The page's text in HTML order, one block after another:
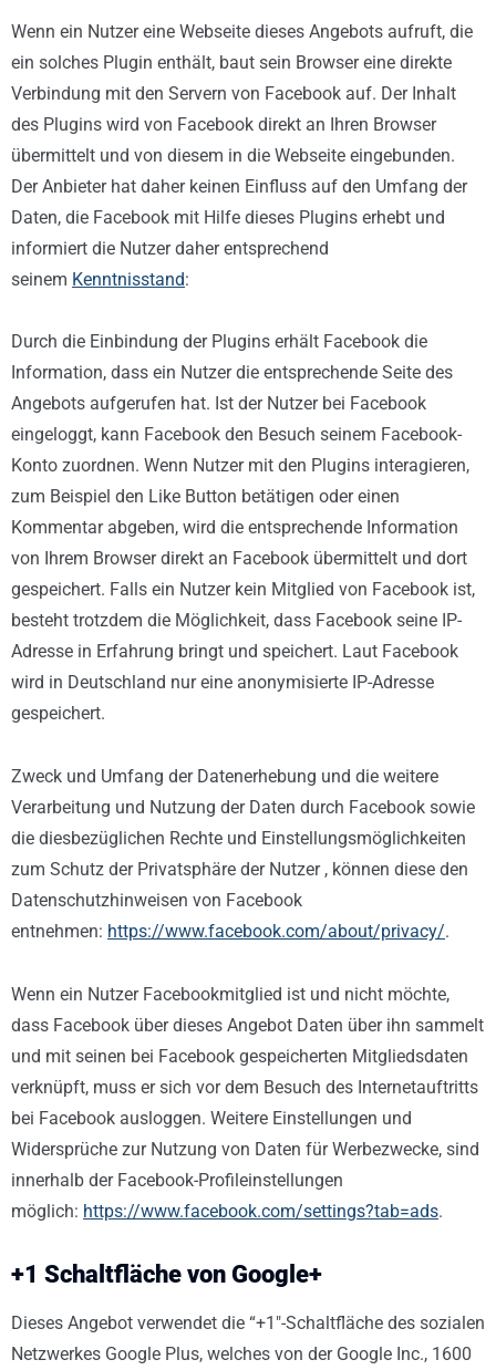
Wenn ein Nutzer eine Webseite dieses Angebots aufruft, die
ein solches Plugin enthält, baut sein Browser eine direkte
Verbindung mit den Servern von Facebook auf. Der Inhalt
des Plugins wird von Facebook direkt an Ihren Browser
übermittelt und von diesem in die Webseite eingebunden.
Der Anbieter hat daher keinen Einfluss auf den Umfang der
Daten, die Facebook mit Hilfe dieses Plugins erhebt und
informiert die Nutzer daher entsprechend
seinem Kenntnisstand:
Durch die Einbindung der Plugins erhält Facebook die
Information, dass ein Nutzer die entsprechende Seite des
Angebots aufgerufen hat. Ist der Nutzer bei Facebook
eingeloggt, kann Facebook den Besuch seinem Facebook-
Konto zuordnen. Wenn Nutzer mit den Plugins interagieren,
zum Beispiel den Like Button betätigen oder einen
Kommentar abgeben, wird die entsprechende Information
von Ihrem Browser direkt an Facebook übermittelt und dort
gespeichert. Falls ein Nutzer kein Mitglied von Facebook ist,
besteht trotzdem die Möglichkeit, dass Facebook seine IP-
Adresse in Erfahrung bringt und speichert. Laut Facebook
wird in Deutschland nur eine anonymisierte IP-Adresse
gespeichert.
Zweck und Umfang der Datenerhebung und die weitere
Verarbeitung und Nutzung der Daten durch Facebook sowie
die diesbezüglichen Rechte und Einstellungsmöglichkeiten
zum Schutz der Privatsphäre der Nutzer , können diese den
Datenschutzhinweisen von Facebook
entnehmen: https://www.facebook.com/about/privacy/.
Wenn ein Nutzer Facebookmitglied ist und nicht möchte,
dass Facebook über dieses Angebot Daten über ihn sammelt
und mit seinen bei Facebook gespeicherten Mitgliedsdaten
verknüpft, muss er sich vor dem Besuch des Internetauftritts
bei Facebook ausloggen. Weitere Einstellungen und
Widersprüche zur Nutzung von Daten für Werbezwecke, sind
innerhalb der Facebook-Profileinstellungen
möglich: https://www.facebook.com/settings?tab=ads.
+1 Schaltfläche von Google+
Dieses Angebot verwendet die “+1″-Schaltfläche des sozialen
Netzwerkes Google Plus, welches von der Google Inc., 1600